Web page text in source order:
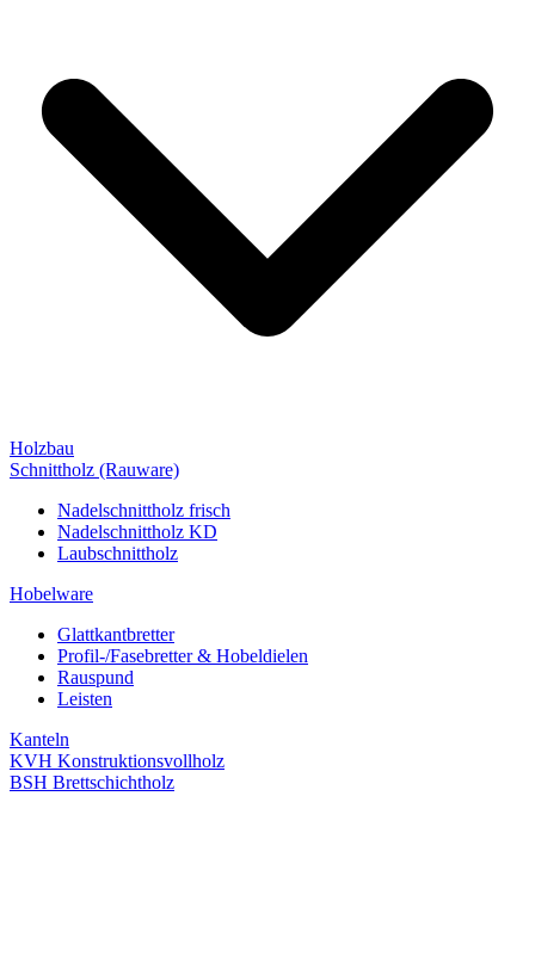
Holzbau
Schnittholz (Rauware)
Nadelschnittholz frisch
Nadelschnittholz KD
Laubschnittholz
Hobelware
Glattkantbretter
Profil-/Fasebretter & Hobeldielen
Rauspund
Leisten
Kanteln
KVH Konstruktionsvollholz
BSH Brettschichtholz